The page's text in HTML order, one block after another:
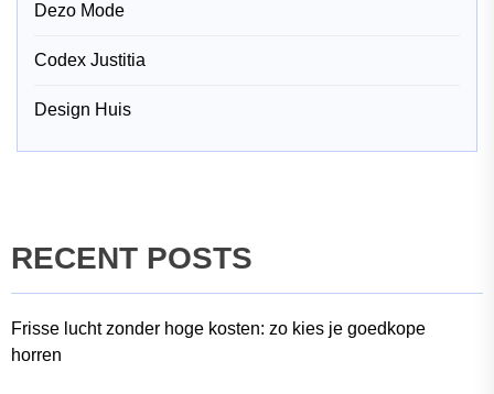
Dezo Mode
Codex Justitia
Design Huis
RECENT POSTS
Frisse lucht zonder hoge kosten: zo kies je goedkope
horren